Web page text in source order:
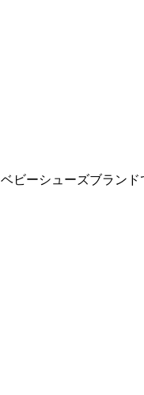
ビーシューズブラン